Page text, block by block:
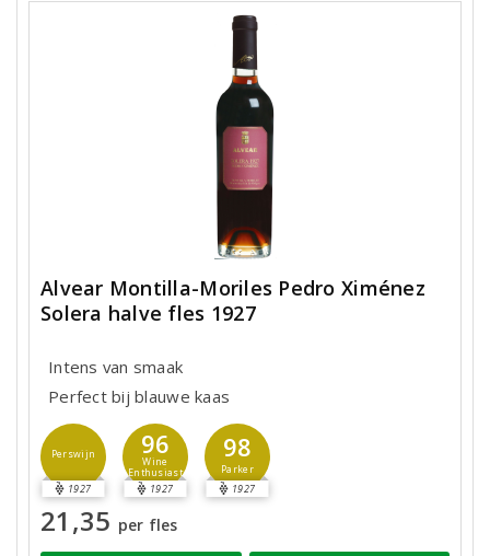
Alvear Montilla-Moriles Pedro Ximénez
Solera halve fles 1927
Intens van smaak
Perfect bij blauwe kaas
Perswijn
1927
96
Wine
Enthusiast
1927
98
Parker
1927
21,35 per fles